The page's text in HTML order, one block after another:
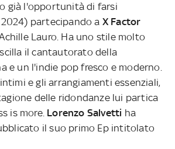
già l'opportunità di farsi
partecipando a X Factor
Lauro. Ha uno stile molto
il cantautorato della
e un l'indie pop fresco e moderno.
e gli arrangiamenti essenziali,
delle ridondanze lui partica
is more. Lorenzo Salvetti ha
il suo primo Ep intitolato